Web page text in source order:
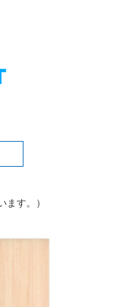
ます。）